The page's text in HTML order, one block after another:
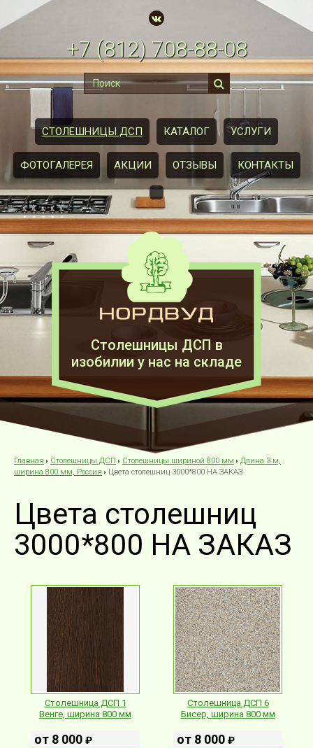
+7 (812)708-88-08
СТОЛЕШНИЦЫ ДСП КАТАЛОГ УСЛУГИ
ФОТОГАЛЕРЕЯ АКЦИИ ОТЗЫВЫ КОНТАКТЫ
Столешницы ДСП в
изобилии у нас на складе
Главная Столешницы ДСП Столешницы шириной 800 мм
Длина 3 м,
ширина 800 мм, Россия
Цвета столешниц 3000*800 НА ЗАКАЗ
Цвета столешниц
3000*800 НА ЗАКАЗ
Столешница ДСП 1
Венге, ширина 800 мм
от 8 000 ₽
Столешница ДСП 6
Бисер, ширина 800 мм
от 8 000 ₽